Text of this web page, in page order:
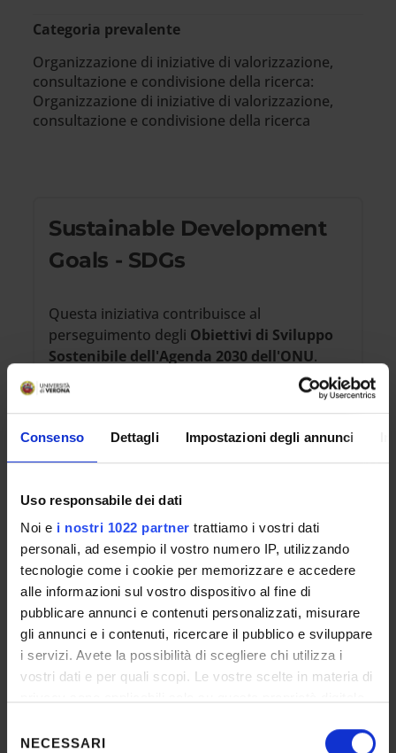
Consenso Dettagli Impostazioni degli annunci
Uso responsabile dei dati
Noi e i nostri 1022 partner trattiamo i vostri dati
personali, ad esempio il vostro numero IP, utilizzando
tecnologie come i cookie per memorizzare e accedere
alle informazioni sul vostro dispositivo al fine di
pubblicare annunci e contenuti personalizzati, misurare
gli annunci e i contenuti, ricercare il pubblico e sviluppare
i servizi. Avete la possibilità di scegliere chi utilizza i
vostri dati e per quali scopi. Le vostre scelte in materia di
modificare o revocare il proprio consenso in qualsiasi
delNECESSARI
Categoria prevalente
Organizzazione di iniziative di valorizzazione,
consultazione e condivisione della ricerca:
Organizzazione di iniziative di valorizzazione,
consultazione e condivisione della ricerca
Sustainable Development
Goals - SDGs
Questa iniziativa contribuisce al
perseguimento degli Obiettivi di Sviluppo
Sostenibile dell'Agenda 2030 dell'ONU.
www.univr.it/sostenibilita
REFERENTE